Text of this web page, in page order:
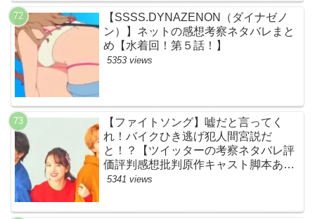
【SSSS.DYNAZENON（ダイナゼノ
ン）】ネットの感想考察ネタバレまと
め【水着回！第５話！】
5353 views
【ファイトソング】嘘だと言ってく
れ！バイクひき逃げ犯人間宮説だ
と！？【ツイッターの考察ネタバレ評
価評判感想批判原作キャスト脚本あら
すじ伏線まとめ犯人黒幕・ドラマ・交
5341 views